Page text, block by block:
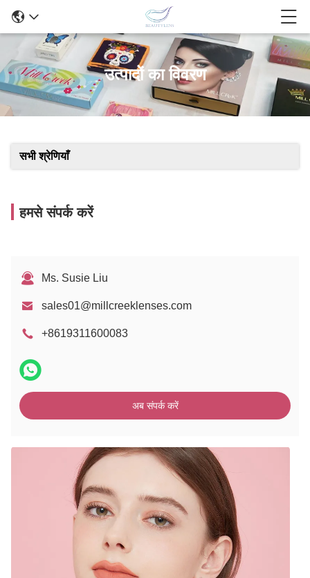
उत्पादों का विवरण
सभी श्रेणियाँ
हमसे संपर्क करें
Ms. Susie Liu
sales01@millcreeklenses.com
+8619311600083
अब संपर्क करें